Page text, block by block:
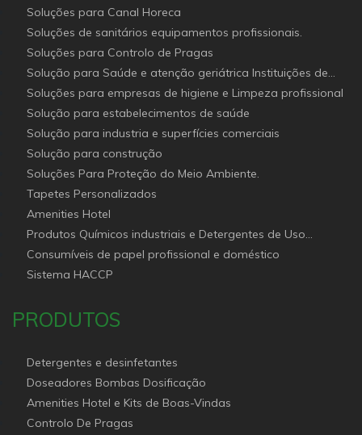
Soluções para Canal Horeca
Soluções de sanitários equipamentos profissionais.
Soluções para Controlo de Pragas
Solução para Saúde e atenção geriátrica Instituições de
Apoio Social
Soluções para empresas de higiene e Limpeza profissional
Solução para estabelecimentos de saúde
Solução para industria e superfícies comerciais
Solução para construção
Soluções Para Proteção do Meio Ambiente.
Tapetes Personalizados
Amenities Hotel
Produtos Químicos industriais e Detergentes de Uso
Profissional e doméstico
Consumíveis de papel profissional e doméstico
Sistema HACCP
PRODUTOS
Detergentes e desinfetantes
Doseadores Bombas Dosificação
Amenities Hotel e Kits de Boas-Vindas
Controlo De Pragas